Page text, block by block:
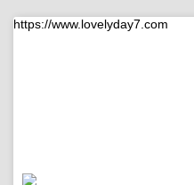
https://www.lovelyday7.com